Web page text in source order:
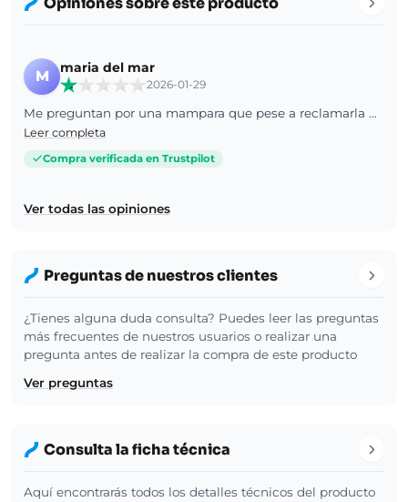
M
maria del mar
2026-01-29
Me preguntan por una mampara que pese a reclamarla aún no nos ha llegado y no me indican motivo pese a ponerme en contacto con ustedes por telf y por email. Comprada pagada 19 de enero hoy es 29 enero. El transporte indicó que la anularon en origen. Espero la mercancía y la explicación, ilógico que me pregunten por un objeto que no han servido ni reembolsado
Leer completa
Compra verificada en Trustpilot
Ver todas las opiniones
Preguntas de nuestros clientes
¿Tienes alguna duda consulta? Puedes leer las preguntas
más frecuentes de nuestros usuarios o realizar una
pregunta antes de realizar la compra de este producto
Ver preguntas
Consulta la ficha técnica
Aquí encontrarás todos los detalles técnicos del producto